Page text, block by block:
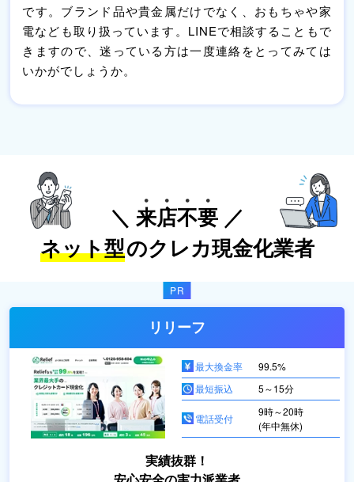
です。ブランド品や貴金属だけでなく、おもちゃや家
電なども取り扱っています。LINEで相談することもで
きますので、迷っている方は一度連絡をとってみては
いかがでしょうか。
＼ 来店不要／
ネット型のクレカ現金化業者
リリーフ
実績抜群！
最大換金率
99.5%
最短振込
5～15分
電話受付
9時～20時
(年中無休)